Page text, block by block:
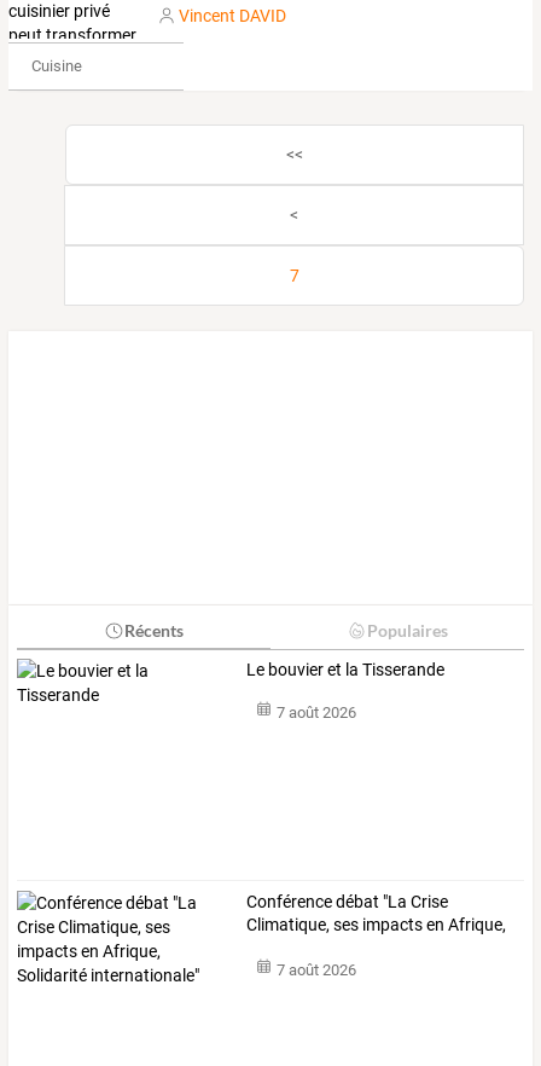
Vincent DAVID
Cuisine
<<
<
7
Récents Populaires
Le bouvier et la Tisserande
7 août 2026
Conférencedébat "La Crise
Climatique,ses impactsen Afrique,
7 août 2026